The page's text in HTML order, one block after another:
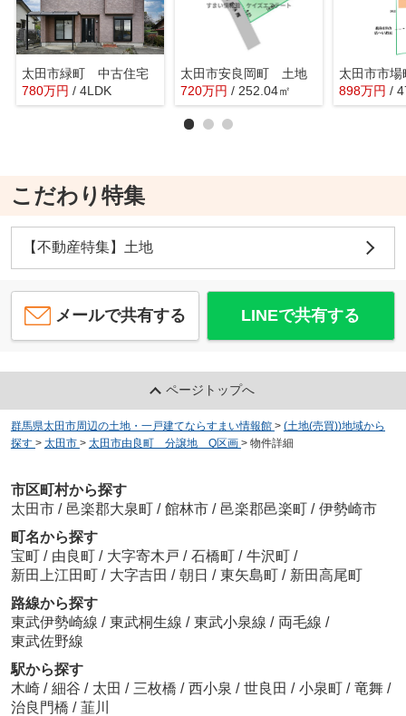
太田市緑町 中古住宅
780万円 / 4LDK
太田市安良岡町 土地
720万円 / 252.04㎡
太田市市
898万円 /
こだわり特集
【不動産特集】土地
メールで共有する LINEで共有する
ページトップへ
群馬県太田市周辺の土地・一戸建てならすまい情報館 > (土地(売買))地域から
探す > 太田市 > 太田市由良町 分譲地 Q区画 > 物件詳細
市区町村から探す
太田市 / 邑楽郡大泉町 / 館林市 / 邑楽郡邑楽町 / 伊勢崎市
町名から探す
宝町 / 由良町 / 大字寄木戸 / 石橋町 / 牛沢町 /
新田上江田町 / 大字吉田 / 朝日 / 東矢島町 / 新田高尾町
路線から探す
東武伊勢崎線 / 東武桐生線 / 東武小泉線 / 両毛線 /
東武佐野線
駅から探す
木崎 / 細谷 / 太田 / 三枚橋 / 西小泉 / 世良田 / 小泉町 / 竜舞 /
治良門橋 / 韮川